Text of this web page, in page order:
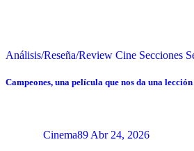
Análisis/Reseña/Review Cine Secciones
Campeones, una película que nos da una
Cinema89 Abr 24, 2026